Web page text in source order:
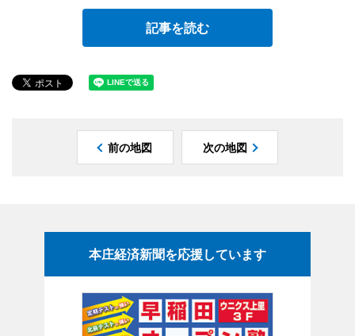
記事を読む
前の地図 次の地図
本庄経済新聞を応援しています